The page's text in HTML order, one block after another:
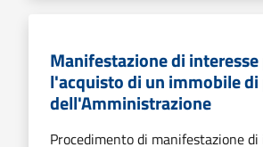
Manifestazione di
l'acquisto di un immobile
dell'Amministrazione
Procedimento di manifestazione